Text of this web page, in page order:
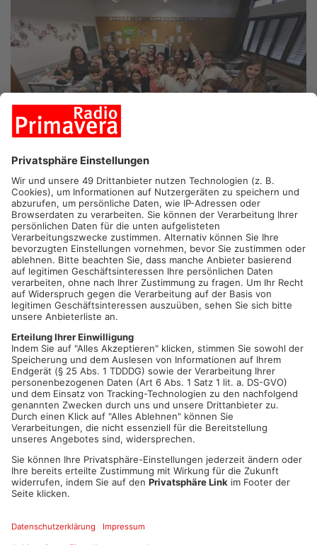
ALZENAU.Heute Abend wird es für eine Klasse vom Spessart-
Gymnasium in Alzenau spannend. Sie stehen im Superfinale
von "Die Beste Klasse Deutschlands". Bei der TV-Quizshow
können Schulklassen aus ganz Deutschland mitmachen. Die
6c tritt gegen drei andere Klassen an. Der Sieger gewinnt eine
Klassenfahrt nach Prag.
Artikel teilen
ANZEIGE
Mehr aus Kreis
Aschaffenburg